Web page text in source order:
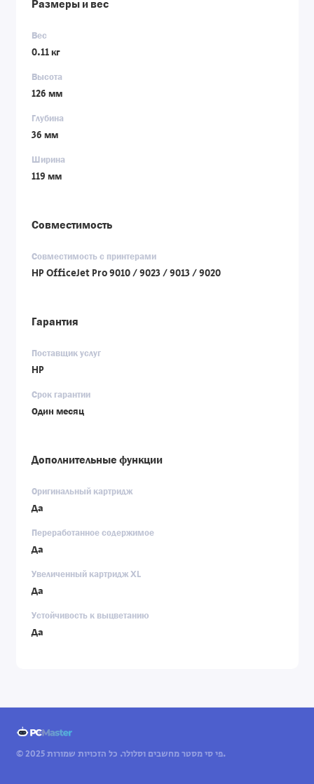
Размеры и вес
Вес
0.11 кг
Высота
126 мм
Глубина
36 мм
Ширина
119 мм
Совместимость
Совместимость с принтерами
HP OfficeJet Pro 9010 / 9023 / 9013 / 9020
Гарантия
Поставщик услуг
HP
Срок гарантии
Один месяц
Дополнительные функции
Оригинальный картридж
Да
Переработанное содержимое
Да
Увеличенный картридж XL
Да
Устойчивость к выцветанию
Да
© 2025 פי סי מסטר מחשבים וסלולר. כל הזכויות שמורות.